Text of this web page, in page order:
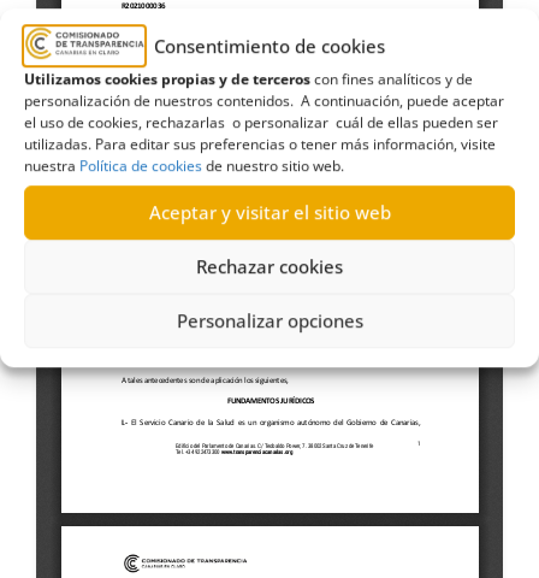
Consentimiento de cookies
Utilizamos cookies propias y de terceroscon fines analíticos y de
personalización de nuestros contenidos. A continuación, puede aceptar
el uso de cookies, rechazarlas o personalizar cuál de ellas pueden ser
utilizadas. Para editar sus preferencias o tener más información, visite
nuestra Política de cookiesde nuestro sitio web.
Aceptar y visitar el sitio web
Rechazar cookies
Personalizar opciones